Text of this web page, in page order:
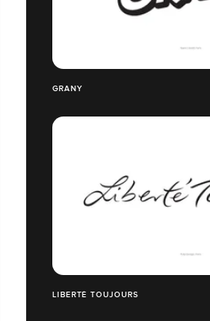
GRANY
LIBERTÉ TOUJOURS